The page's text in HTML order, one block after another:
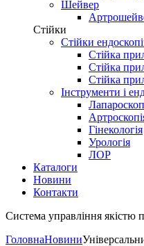
Шейвер
Стійки
Стійки
Стійка
Стійка
Стійка
Інструменти і
Гінекологія
Урологія
ЛОР
Каталоги
Новини
Контакти
Система управління якістю
ГоловнаНовини